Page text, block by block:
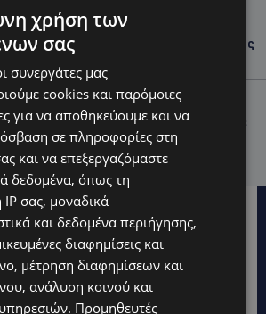
Αγώνας ζωής για τη 37χρονη
παιδιών – Έρανος για τη θεραπεία της
άνδρα που φέρεται να παρενοχλούσε
Δασούδι – Σε εξέλιξη οι αστυνομικές
χρήση των
σας
συνεργάτες μας
cookies και παρόμοιες
για να αποθηκεύουμε και να
σε πληροφορίες στη
και να επεξεργαζόμαστε
δεδομένα, όπως τη
IP σας, μοναδικά
και δεδομένα περιήγησης,
διαφημίσεις και
μέτρηση διαφημίσεων και
ανάλυση κοινού και
Προμηθευτές